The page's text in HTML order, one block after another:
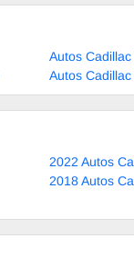
Autos
Autos
2022 Autos
2018 Autos